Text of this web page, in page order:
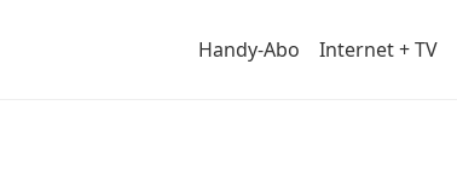
Handy-Abo Internet + TV